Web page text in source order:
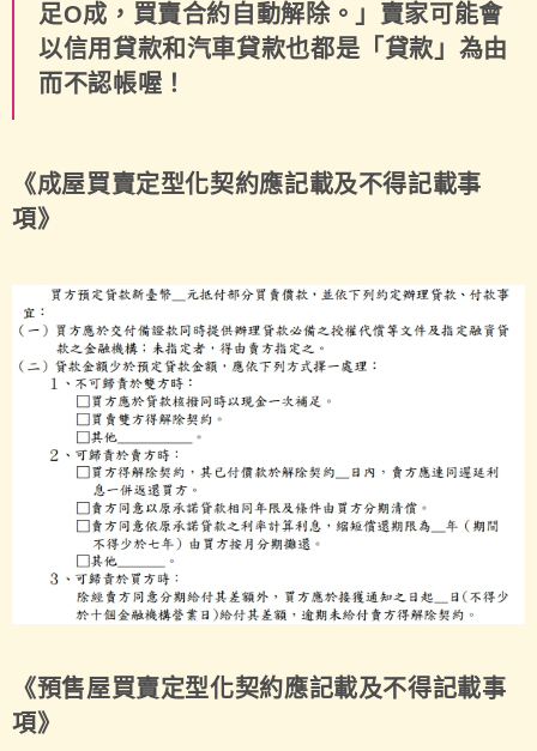
足O成，買賣合約自動解除。」賣家可能會
以信用貸款和汽車貸款也都是「貸款」為由
而不認帳喔！
《成屋買賣定型化契約應記載及不得記載事
項》
《預售屋買賣定型化契約應記載及不得記載事
項》